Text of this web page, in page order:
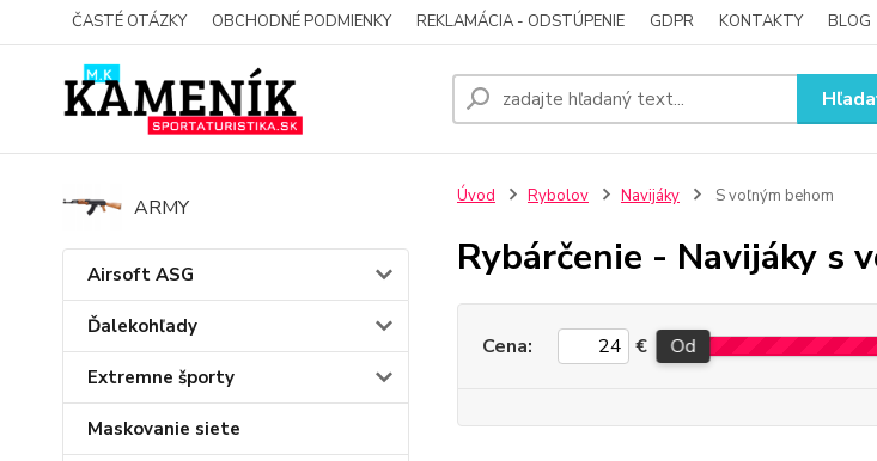
ČASTÉ OTÁZKY OBCHODNÉ PODMIENKY REKLAMÁCIA - ODSTÚPENIE GDPR KONTAKTY BLOG
ARMY
Airsoft ASG
Ďalekohľady
Extremne športy
Maskovanie siete
Úvod Rybolov Navijáky S voľným behom
Rybárčenie - Navijáky s
Cena: € Od